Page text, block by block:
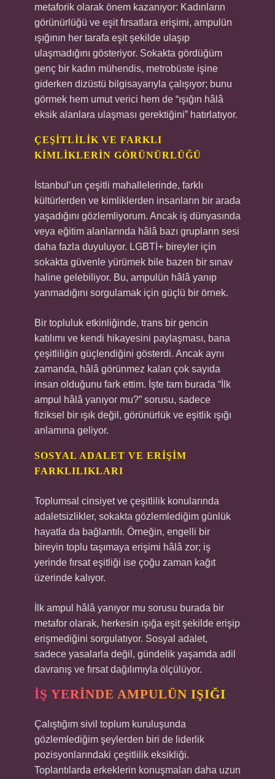
metaforik olarak önem kazanıyor: Kadınların
görünürlüğü ve eşit fırsatlara erişimi, ampulün
ışığının her tarafa eşit şekilde ulaşıp
ulaşmadığını gösteriyor. Sokakta gördüğüm
genç bir kadın mühendis, metrobüste işine
giderken dizüstü bilgisayarıyla çalışıyor; bunu
görmek hem umut verici hem de “ışığın hâlâ
eksik alanlara ulaşması gerektiğini” hatırlatıyor.
ÇEŞITLILIK VE FARKLI
KIMLIKLERIN GÖRÜNÜRLÜĞÜ
İstanbul’un çeşitli mahallelerinde, farklı
kültürlerden ve kimliklerden insanların bir arada
yaşadığını gözlemliyorum. Ancak iş dünyasında
veya eğitim alanlarında hâlâ bazı grupların sesi
daha fazla duyuluyor. LGBTİ+ bireyler için
sokakta güvenle yürümek bile bazen bir sınav
haline gelebiliyor. Bu, ampulün hâlâ yanıp
yanmadığını sorgulamak için güçlü bir örnek.
Bir topluluk etkinliğinde, trans bir gencin
katılımı ve kendi hikayesini paylaşması, bana
çeşitliliğin güçlendiğini gösterdi. Ancak aynı
zamanda, hâlâ görünmez kalan çok sayıda
insan olduğunu fark ettim. İşte tam burada “İlk
ampul hâlâ yanıyor mu?” sorusu, sadece
fiziksel bir ışık değil, görünürlük ve eşitlik ışığı
anlamına geliyor.
SOSYAL ADALET VE ERIŞIM
FARKLILIKLARI
Toplumsal cinsiyet ve çeşitlilik konularında
adaletsizlikler, sokakta gözlemlediğim günlük
hayatla da bağlantılı. Örneğin, engelli bir
bireyin toplu taşımaya erişimi hâlâ zor; iş
yerinde fırsat eşitliği ise çoğu zaman kağıt
üzerinde kalıyor.
İlk ampul hâlâ yanıyor mu sorusu burada bir
metafor olarak, herkesin ışığa eşit şekilde erişip
erişmediğini sorgulatıyor. Sosyal adalet,
sadece yasalarla değil, gündelik yaşamda adil
davranış ve fırsat dağılımıyla ölçülüyor.
İŞ YERINDE AMPULÜN IŞIĞI
Çalıştığım sivil toplum kuruluşunda
gözlemlediğim şeylerden biri de liderlik
pozisyonlarındaki çeşitlilik eksikliği.
Toplantılarda erkeklerin konuşmaları daha uzun